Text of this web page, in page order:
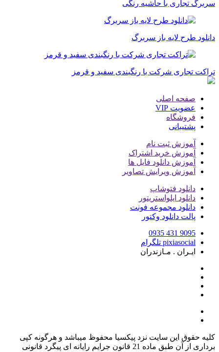
سربرگ تجاری با حاشیه‌ رنگی
دانلود طرح لایه باز سربرگ
تراکت تجاری شرکت با رنگبندی سفید و قرمز
صفحه اصلی
عضویت VIP
فروشگاه
پشتیبانی
آموزش ثبت نام
آموزش خرید اشتراک
آموزش دانلود فایل ها
آموزش ویرایش تصاویر
دانلود فتوشاپ
دانلود ایلواستریتور
دانلود مجموعه فونت
پالت دانلود وکتور
9095 431 0935
pixiasocial تلگرام
ایـران . مـازندران
کلیه حقوق این سایت نزد پیکسیا محفوظ میباشد و هرگونه کپی
برداری از آن طبق ماده 21 قانون جرایم رایانه ای پیگرد قانونی